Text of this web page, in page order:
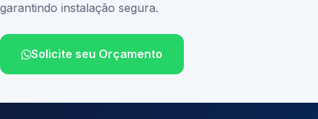
garantindo instalação segura.
Solicite seu Orçamento